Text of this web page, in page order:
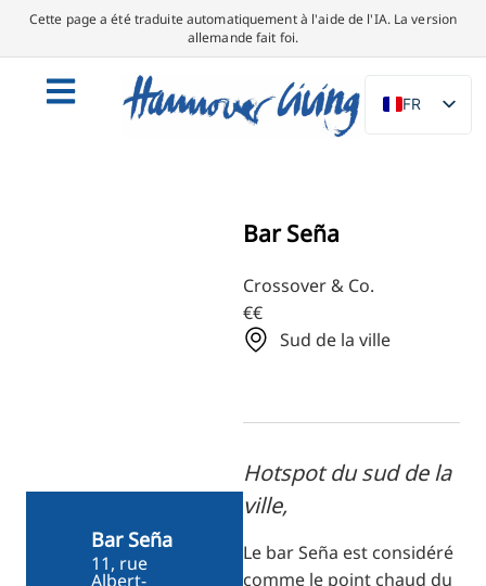
Cette page a été traduite automatiquement à l'aide de l'IA. La version
allemande fait foi.
FR
DE
PT
TR
Bar Seña
Crossover & Co.
€€
Sud de la ville
Hotspot du sud de la
ville,
Le bar Seña est considéré
comme le point chaud du
Bar Seña
11, rue
Albert-